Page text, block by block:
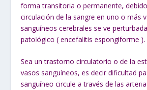
forma transitoria o permanente,
circulación de la sangre en uno o más
sanguíneos cerebrales se ve
patológico ( encefalitis espongiforme ).
Sea un trastorno circulatorio o de la
vasos sanguíneos, es decir dificultad
sanguíneo circule a través de las